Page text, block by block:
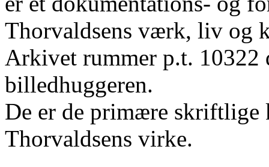
Thorvaldsens værk, liv og
Arkivet rummer p.t.
billedhuggeren.
De er de primære
Thorvaldsens virke.